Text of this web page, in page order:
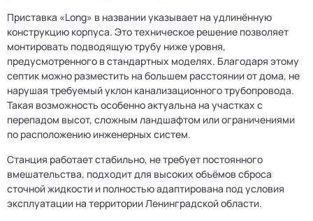
Приставка «Long» в названии указывает на удлинённую
конструкцию корпуса. Это техническое решение позволяет
монтировать подводящую трубу ниже уровня,
предусмотренного в стандартных моделях. Благодаря этому
септик можно разместить на большем расстоянии от дома, не
нарушая требуемый уклон канализационного трубопровода.
Такая возможность особенно актуальна на участках с
перепадом высот, сложным ландшафтом или ограничениями
по расположению инженерных систем.
Станция работает стабильно, не требует постоянного
вмешательства, подходит для высоких объёмов сброса
сточной жидкости и полностью адаптирована под условия
эксплуатации на территории Ленинградской области.